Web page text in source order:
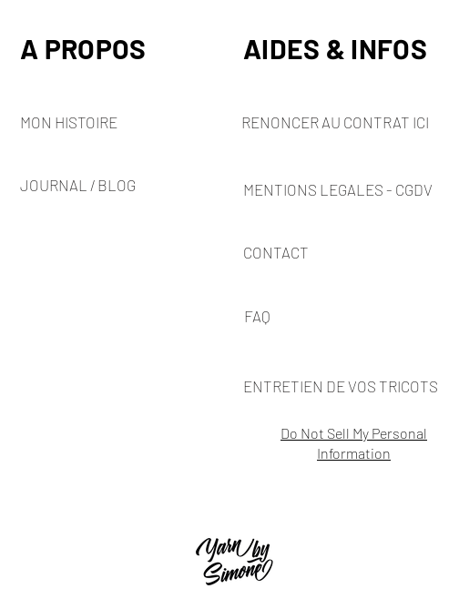
A PROPOS AIDES & INFOS
MON HISTOIRE RENONCER AU CONTRAT ICI
JOURNAL / BLOG MENTIONS LEGALES - CGDV
CONTACT
FAQ
ENTRETIEN DE VOS TRICOTS
Do Not Sell My Personal
Information